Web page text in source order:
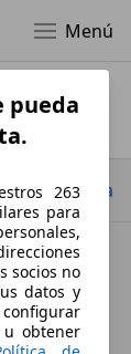
Menú
Ir arriba
pueda
263
para
socios no
datos y
configurar
u obtener